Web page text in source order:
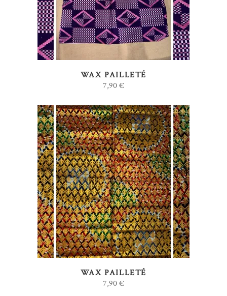
WAX PAILLETÉ
7,90€
AJOUTER AU PANIER
WAX PAILLETÉ
7,90€